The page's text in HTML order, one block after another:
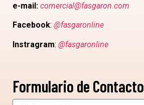
e-mail: comercial@fasgaron.com
Facebook: @fasgaronline
Instragram: @fasgaronline
Formulario de Contacto